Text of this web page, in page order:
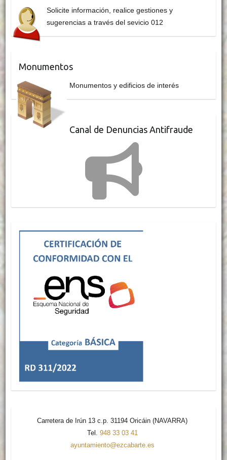
Solicite información, realice gestiones y
sugerencias a través del sevicio 012
Monumentos
Monumentos y edificios de interés
Canal de Denuncias Antifraude
Carretera de Irún 13 c.p. 31194 Oricáin (NAVARRA)
Tel. 948 33 03 41
ayuntamiento@ezcabarte.es